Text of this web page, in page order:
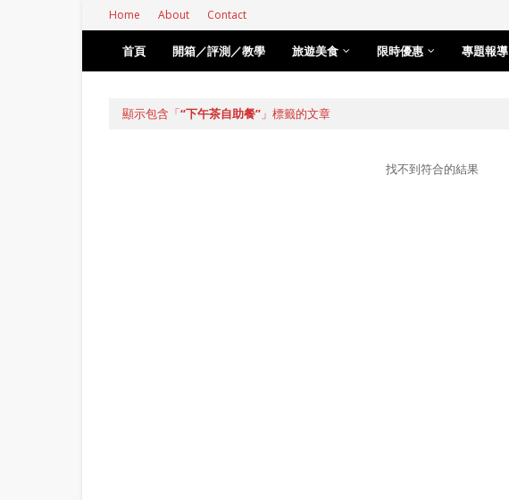
Home About Contact
首頁 開箱／評測／教學 旅遊美食 限時優惠 專題報導
顯示包含「 下午茶自助餐 」標籤的文章
找不到符合的結果